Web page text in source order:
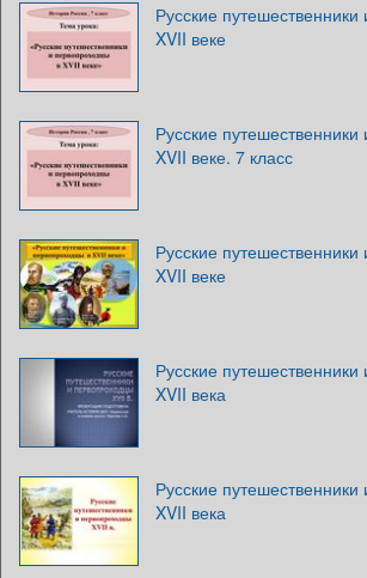
Русские
XVII веке
Русские
XVII веке. 7 класс
Русские
XVII веке
Русские
XVII века
Русские
XVII века